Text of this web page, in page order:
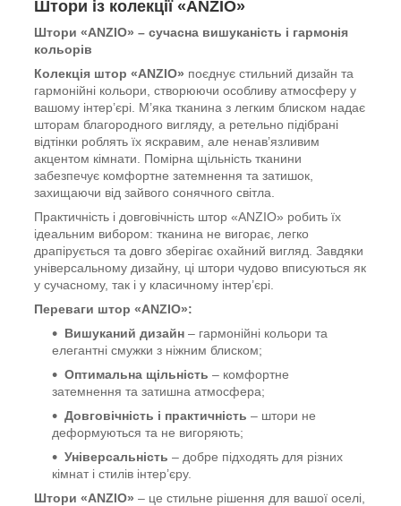
Штори із колекції «ANZIO»
Штори «ANZIO» – сучасна вишуканість і гармонія
кольорів
Колекція штор «ANZIO» поєднує стильний дизайн та
гармонійні кольори, створюючи особливу атмосферу у
вашому інтер’єрі. М’яка тканина з легким блиском надає
шторам благородного вигляду, а ретельно підібрані
відтінки роблять їх яскравим, але ненав’язливим
акцентом кімнати. Помірна щільність тканини
забезпечує комфортне затемнення та затишок,
захищаючи від зайвого сонячного світла.
Практичність і довговічність штор «ANZIO» робить їх
ідеальним вибором: тканина не вигорає, легко
драпірується та довго зберігає охайний вигляд. Завдяки
універсальному дизайну, ці штори чудово вписуються як
у сучасному, так і у класичному інтер’єрі.
Переваги штор «ANZIO»:
Вишуканий дизайн – гармонійні кольори та
елегантні смужки з ніжним блиском;
Оптимальна щільність – комфортне
затемнення та затишна атмосфера;
Довговічність і практичність – штори не
деформуються та не вигоряють;
Універсальність – добре підходять для різних
кімнат і стилів інтер’єру.
Штори «ANZIO» – це стильне рішення для вашої оселі,